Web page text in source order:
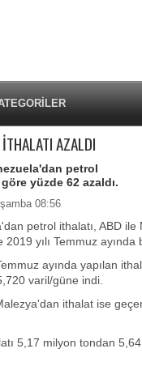
AZALDI
petrol
yüzde 62 azaldı.
08:56
petrol ithalatı, ABD
2019 yılı Temmuz
ayında yapılan
varil/güne indi.
ithalat ise
5,17 milyon tondan 5,64